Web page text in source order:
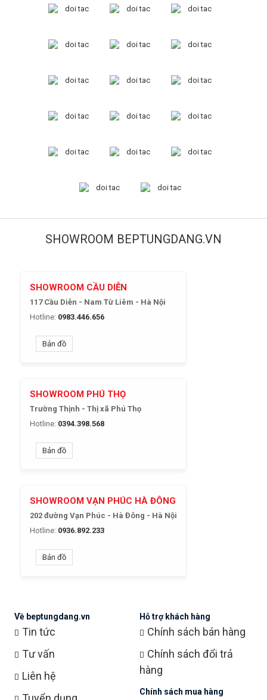
SHOWROOM BEPTUNGDANG.VN
SHOWROOM CẦU DIỄN
117 Cầu Diễn - Nam Từ Liêm - Hà Nội
Hotline: 0983.446.656
Bản đồ
SHOWROOM PHÚ THỌ
Trường Thịnh - Thị xã Phú Thọ
Hotline: 0394.398.568
Bản đồ
SHOWROOM VẠN PHÚC HÀ ĐÔNG
202 đường Vạn Phúc - Hà Đông - Hà Nội
Hotline: 0936.892.233
Bản đồ
Về beptungdang.vn
Tin tức
Tư vấn
Liên hệ
Hỗ trợ khách hàng
Chính sách bán hàng
Chính sách đổi trả
hàng
Chính sách mua hàng